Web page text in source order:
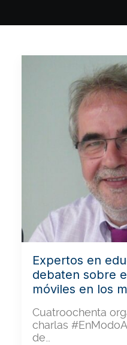
Expertos en
debaten sobre
móviles en los
Cuatroochenta
charlas
de…